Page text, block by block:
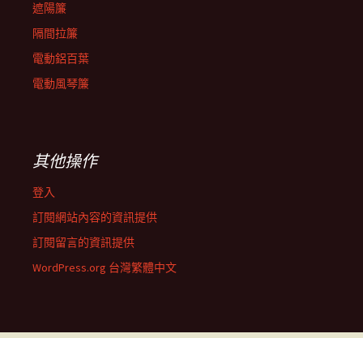
遮陽簾
隔間拉簾
電動鋁百葉
電動風琴簾
其他操作
登入
訂閱網站內容的資訊提供
訂閱留言的資訊提供
WordPress.org 台灣繁體中文